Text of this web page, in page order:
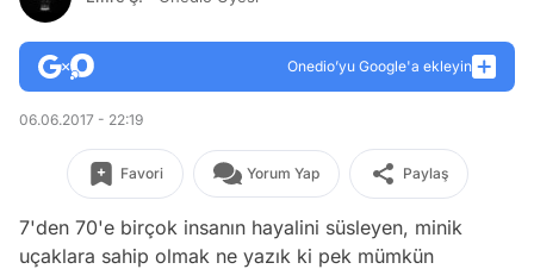
Onedio’yu Google'a ekleyin
06.06.2017 - 22:19
Favori Yorum Yap Paylaş
7'den 70'e birçok insanın hayalini süsleyen, minik
uçaklara sahip olmak ne yazık ki pek mümkün